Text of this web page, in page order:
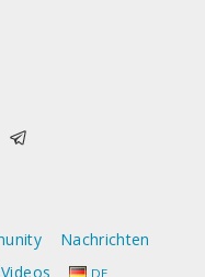
Nachrichten
Videos DE